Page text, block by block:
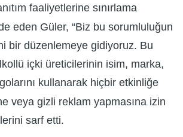
faaliyetlerine sınırlama
eden Güler, “Biz bu sorumluluğun
bir düzenlemeye gidiyoruz. Bu
içki üreticilerinin isim, marka,
kullanarak hiçbir etkinliğe
veya gizli reklam yapmasına izin
sarf etti.